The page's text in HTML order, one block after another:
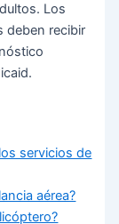
Los
deben recibir
servicios de
aérea?